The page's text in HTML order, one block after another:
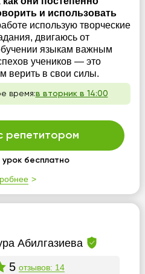
и использовать
использую творческие
двигаюсь от
языкам важным
учеников — это
верить в свои силы.
время:в вторник в 14:00
репетитором
бесплатно
Абилгазиева
5 отзывов: 14